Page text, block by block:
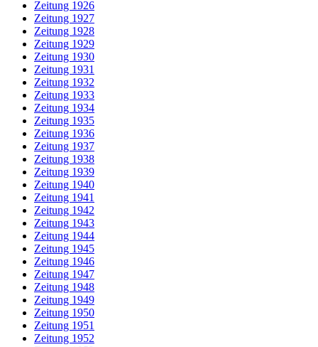
Zeitung 1926
Zeitung 1927
Zeitung 1928
Zeitung 1929
Zeitung 1930
Zeitung 1931
Zeitung 1932
Zeitung 1933
Zeitung 1934
Zeitung 1935
Zeitung 1936
Zeitung 1937
Zeitung 1938
Zeitung 1939
Zeitung 1940
Zeitung 1941
Zeitung 1942
Zeitung 1943
Zeitung 1944
Zeitung 1945
Zeitung 1946
Zeitung 1947
Zeitung 1948
Zeitung 1949
Zeitung 1950
Zeitung 1951
Zeitung 1952